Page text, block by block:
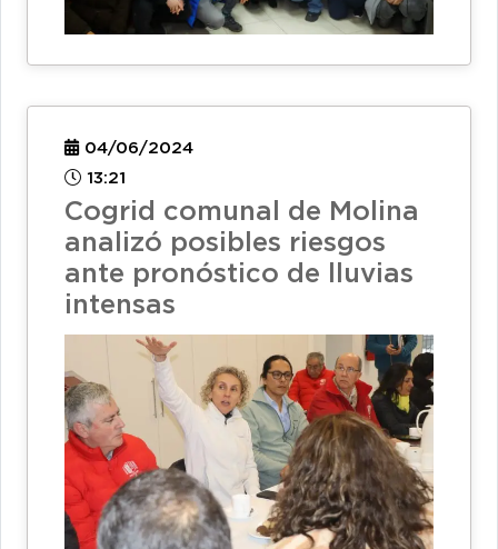
04/06/2024
13:21
Cogrid comunal de Molina
analizó posibles riesgos
ante pronóstico de lluvias
intensas